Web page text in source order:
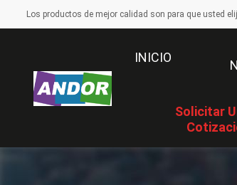
Los productos de mejor calidad son para que usted
INICIO
Solicitar